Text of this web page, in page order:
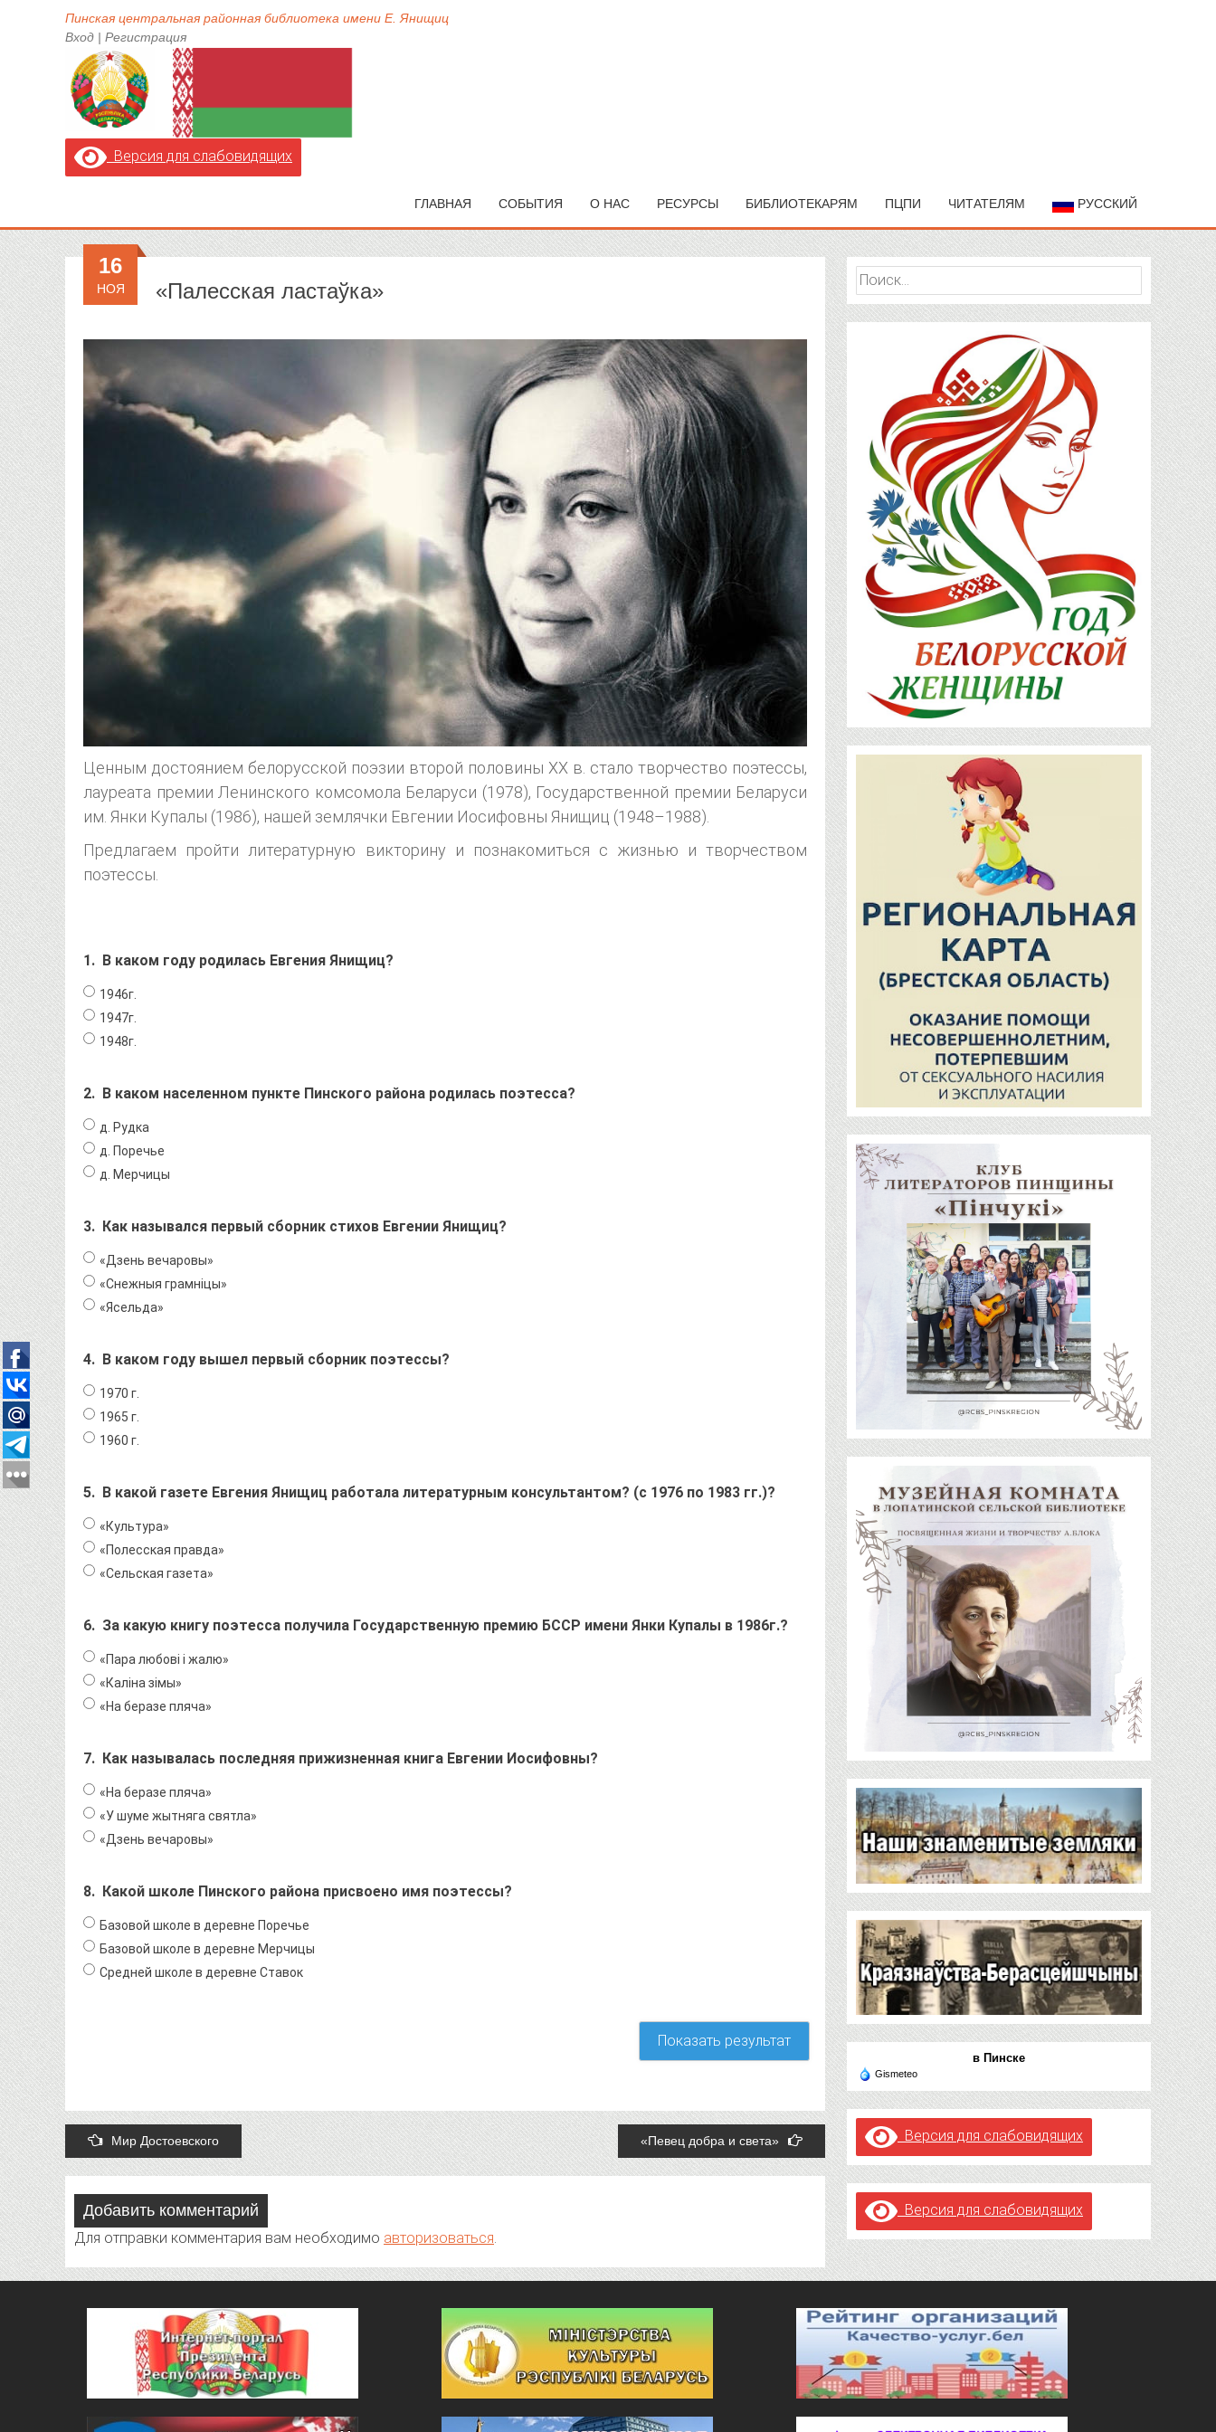
Пинская центральная районная библиотека имени Е. Янищиц
Вход | Регистрация
Версия для слабовидящих
ГЛАВНАЯ СОБЫТИЯ О НАС РЕСУРСЫ БИБЛИОТЕКАРЯМ ПЦПИ ЧИТАТЕЛЯМ РУССКИЙ
«Палесская ластаўка»
16
НОЯ
Ценным достоянием белорусской поэзии второй половины XX в. стало творчество поэтессы,
лауреата премии Ленинского комсомола Беларуси (1978), Государственной премии Беларуси
им. Янки Купалы (1986), нашей землячки Евгении Иосифовны Янищиц (1948–1988).
Предлагаем пройти литературную викторину и познакомиться с жизнью и творчеством
поэтессы.
1. В каком году родилась Евгения Янищиц?
1946г.
1947г.
1948г.
2. В каком населенном пункте Пинского района родилась поэтесса?
д. Рудка
д. Поречье
д. Мерчицы
3. Как назывался первый сборник стихов Евгении Янищиц?
«Дзень вечаровы»
«Снежныя грамніцы»
«Ясельда»
4. В каком году вышел первый сборник поэтессы?
1970 г.
1965 г.
1960 г.
5. В какой газете Евгения Янищиц работала литературным консультантом? (с 1976 по 1983 гг.)?
«Культура»
«Полесская правда»
«Сельская газета»
6. За какую книгу поэтесса получила Государственную премию БССР имени Янки Купалы в 1986г.?
«Пара любові і жалю»
«Каліна зімы»
«На беразе пляча»
7. Как называлась последняя прижизненная книга Евгении Иосифовны?
«На беразе пляча»
«У шуме жытняга святла»
«Дзень вечаровы»
8. Какой школе Пинского района присвоено имя поэтессы?
Базовой школе в деревне Поречье
Базовой школе в деревне Мерчицы
Средней школе в деревне Ставок
Post
navigation
Мир Достоевского «Певец добра и света»
Добавить комментарий
Для отправки комментария вам необходимо авторизоваться.
Найти:
в Пинске
Gismeteo
Версия для слабовидящих
Версия для слабовидящих